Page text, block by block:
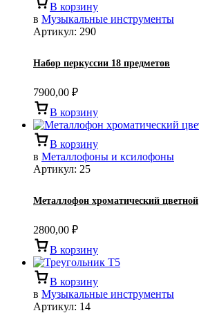
В корзину
в Музыкальные инструменты
Артикул: 290
Набор перкуссии 18 предметов
7900,00 ₽
В корзину
В корзину
в Металлофоны и ксилофоны
Артикул: 25
Металлофон хроматический цветной
2800,00 ₽
В корзину
В корзину
в Музыкальные инструменты
Артикул: 14